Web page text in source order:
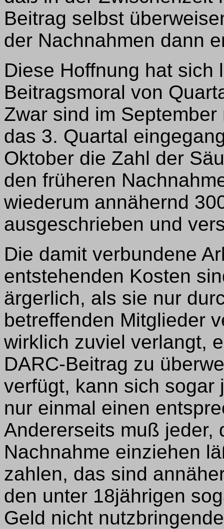
Beitrag selbst
der Nachnahmen dann
Diese Hoffnung hat sich
Beitragsmoral von
Zwar sind im
das 3. Quartal
Oktober die Zahl der
den früheren
wiederum annähernd
ausgeschrieben und
Die damit verbundene
entstehenden Kosten
ärgerlich, als sie nur
betreffenden Mitglieder
wirklich zuviel verlangt,
DARC-Beitrag zu
verfügt, kann sich sogar
nur einmal einen
Andererseits muß jeder,
Nachnahme einziehen
zahlen, das sind
den unter 18jährigen
Geld nicht